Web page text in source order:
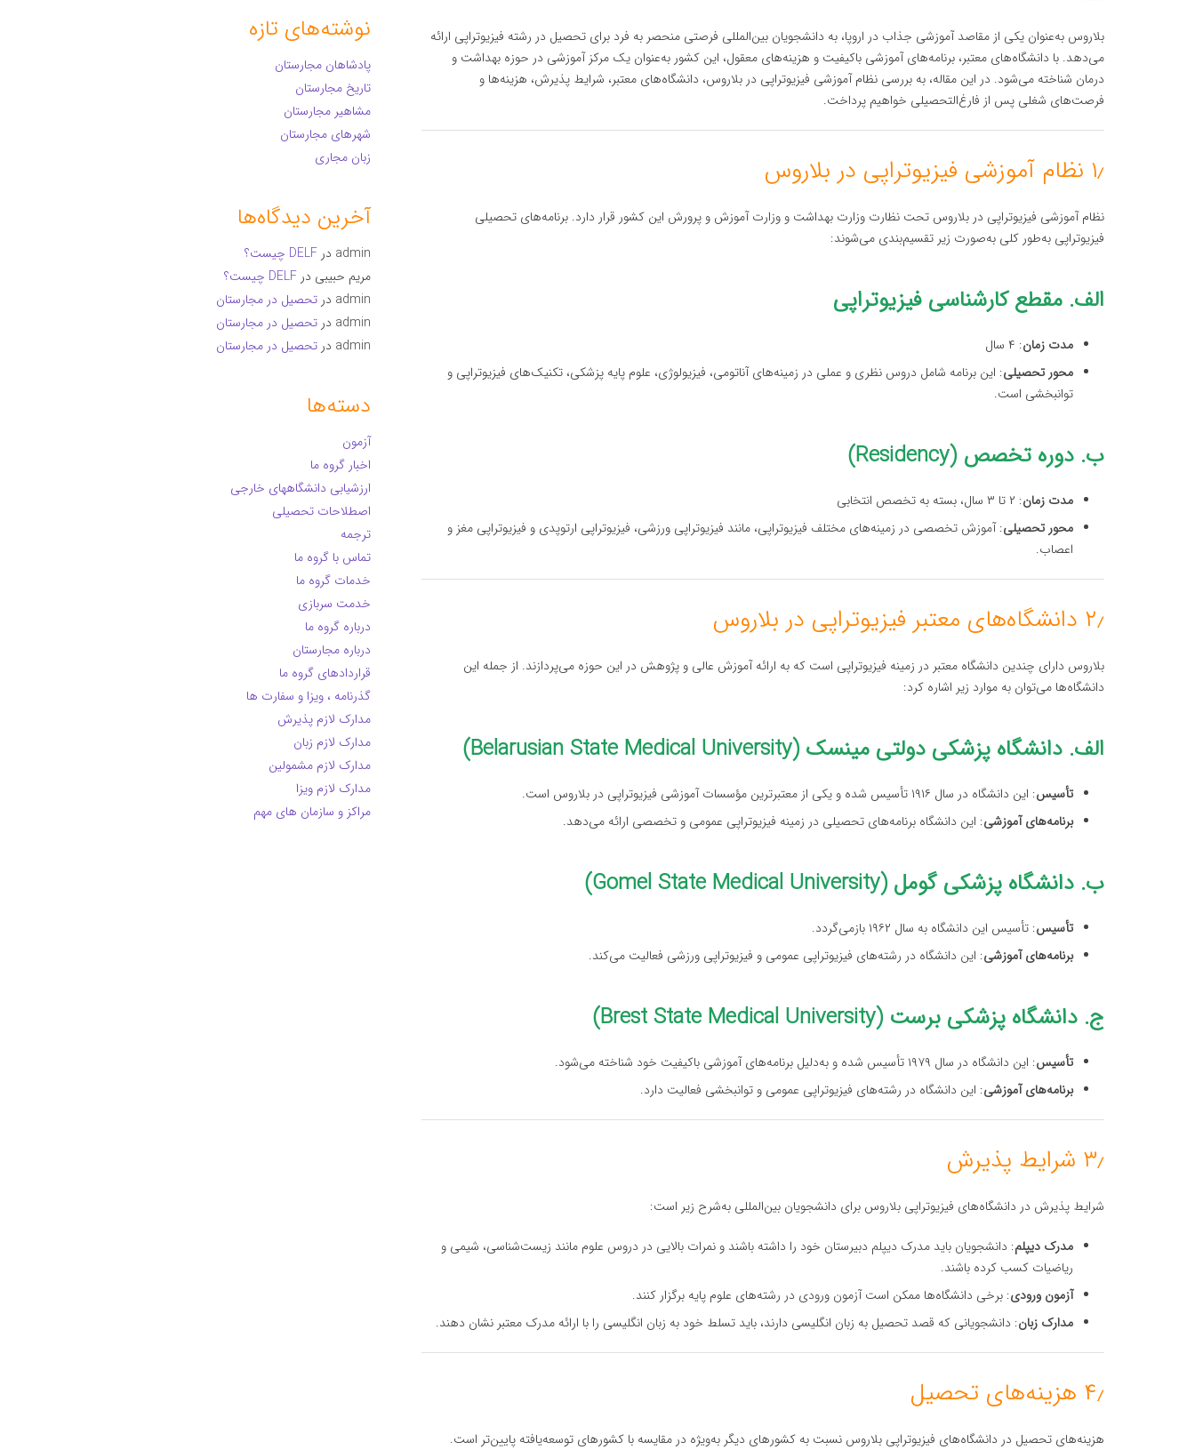
بلاروس به‌عنوان یکی از مقاصد آموزشی جذاب در اروپا، به دانشجویان بین‌المللی فرصتی منحصر به فرد برای تحصیل در رشته فیزیوتراپی ارائه
می‌دهد. با دانشگاه‌های معتبر، برنامه‌های آموزشی باکیفیت و هزینه‌های معقول، این کشور به‌عنوان یک مرکز آموزشی در حوزه بهداشت و
درمان شناخته می‌شود. در این مقاله، به بررسی نظام آموزشی فیزیوتراپی در بلاروس، دانشگاه‌های معتبر، شرایط پذیرش، هزینه‌ها و
فرصت‌های شغلی پس از فارغ‌التحصیلی خواهیم پرداخت.
۱٫ نظام آموزشی فیزیوتراپی در بلاروس
نظام آموزشی فیزیوتراپی در بلاروس تحت نظارت وزارت بهداشت و وزارت آموزش و پرورش این کشور قرار دارد. برنامه‌های تحصیلی
فیزیوتراپی به‌طور کلی به‌صورت زیر تقسیم‌بندی می‌شوند:
الف. مقطع کارشناسی فیزیوتراپی
مدت زمان: ۴ سال
محور تحصیلی: این برنامه شامل دروس نظری و عملی در زمینه‌های آناتومی، فیزیولوژی، علوم پایه پزشکی، تکنیک‌های فیزیوتراپی و
توانبخشی است.
ب. دوره تخصص (Residency)
مدت زمان: ۲ تا ۳ سال، بسته به تخصص انتخابی
محور تحصیلی: آموزش تخصصی در زمینه‌های مختلف فیزیوتراپی، مانند فیزیوتراپی ورزشی، فیزیوتراپی ارتوپدی و فیزیوتراپی مغز و
اعصاب.
۲٫ دانشگاه‌های معتبر فیزیوتراپی در بلاروس
بلاروس دارای چندین دانشگاه معتبر در زمینه فیزیوتراپی است که به ارائه آموزش عالی و پژوهش در این حوزه می‌پردازند. از جمله این
دانشگاه‌ها می‌توان به موارد زیر اشاره کرد:
الف. دانشگاه پزشکی دولتی مینسک (Belarusian State Medical University)
تأسیس: این دانشگاه در سال ۱۹۱۶ تأسیس شده و یکی از معتبرترین مؤسسات آموزشی فیزیوتراپی در بلاروس است.
برنامه‌های آموزشی: این دانشگاه برنامه‌های تحصیلی در زمینه فیزیوتراپی عمومی و تخصصی ارائه می‌دهد.
ب. دانشگاه پزشکی گومل (Gomel State Medical University)
تأسیس: تأسیس این دانشگاه به سال ۱۹۶۲ بازمی‌گردد.
برنامه‌های آموزشی: این دانشگاه در رشته‌های فیزیوتراپی عمومی و فیزیوتراپی ورزشی فعالیت می‌کند.
ج. دانشگاه پزشکی برست (Brest State Medical University)
تأسیس: این دانشگاه در سال ۱۹۷۹ تأسیس شده و به‌دلیل برنامه‌های آموزشی باکیفیت خود شناخته می‌شود.
برنامه‌های آموزشی: این دانشگاه در رشته‌های فیزیوتراپی عمومی و توانبخشی فعالیت دارد.
۳٫ شرایط پذیرش
شرایط پذیرش در دانشگاه‌های فیزیوتراپی بلاروس برای دانشجویان بین‌المللی به‌شرح زیر است:
مدرک دیپلم: دانشجویان باید مدرک دیپلم دبیرستان خود را داشته باشند و نمرات بالایی در دروس علوم مانند زیست‌شناسی، شیمی و
ریاضیات کسب کرده باشند.
آزمون ورودی: برخی دانشگاه‌ها ممکن است آزمون ورودی در رشته‌های علوم پایه برگزار کنند.
مدارک زبان: دانشجویانی که قصد تحصیل به زبان انگلیسی دارند، باید تسلط خود به زبان انگلیسی را با ارائه مدرک معتبر نشان دهند.
۴٫ هزینه‌های تحصیل
هزینه‌های تحصیل در دانشگاه‌های فیزیوتراپی بلاروس نسبت به کشورهای دیگر به‌ویژه در مقایسه با کشورهای توسعه‌یافته پایین‌تر است.
نوشته‌های تازه
پادشاهان مجارستان
تاریخ مجارستان
مشاهیر مجارستان
شهرهای مجارستان
زبان مجاری
آخرین دیدگاه‌ها
admin در DELF چیست؟
مریم حبیبی در DELF چیست؟
admin در تحصیل در مجارستان
admin در تحصیل در مجارستان
admin در تحصیل در مجارستان
دسته‌ها
آزمون
اخبار گروه ما
ارزشیابی دانشگاههای خارجی
اصطلاحات تحصیلی
ترجمه
تماس با گروه ما
خدمات گروه ما
خدمت سربازی
درباره گروه ما
درباره مجارستان
قراردادهای گروه ما
گذرنامه ، ویزا و سفارت ها
مدارک لازم پذیرش
مدارک لازم زبان
مدارک لازم مشمولین
مدارک لازم ویزا
مراکز و سازمان های مهم